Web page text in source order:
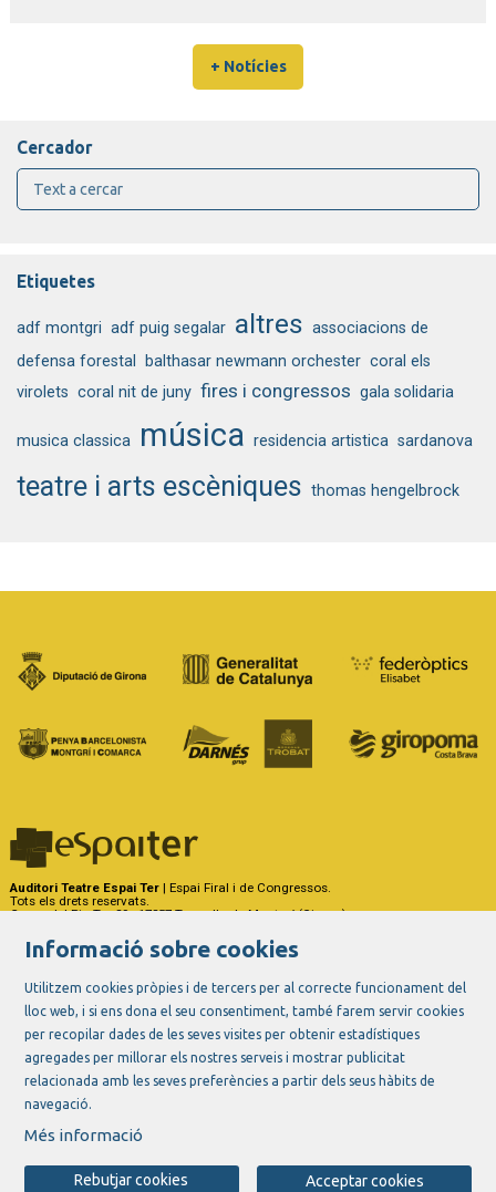
+ Notícies
Cercador
Etiquetes
adf montgri adf puig segalar altres associacions de
defensa forestal
balthasar newmann orchester coral els
virolets coral nit de juny fires i congressos gala solidaria
musica classica música residencia artistica sardanova
teatre i arts escèniques thomas hengelbrock
Auditori Teatre Espai Ter | Espai Firal i de Congressos.
Tots els drets reservats.
Carrer del Riu Ter, 29 - 17257 Torroella de Montgrí (Girona)
Link a instagram
Link a youtube
Link a twitter
Link a facebook
Informació sobre cookies
Utilitzem cookies pròpies i de tercers per al correcte funcionament del
lloc web, i si ens dona el seu consentiment, també farem servir cookies
per recopilar dades de les seves visites per obtenir estadístiques
agregades per millorar els nostres serveis i mostrar publicitat
relacionada amb les seves preferències a partir dels seus hàbits de
navegació.
Més informació
Acceptar cookies
Rebutjar cookies